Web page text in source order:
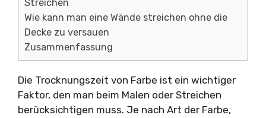
Streichen
Wie kann man eine Wände streichen ohne die
Decke zu versauen
Zusammenfassung
Die Trocknungszeit von Farbe ist ein wichtiger
Faktor, den man beim Malen oder Streichen
berücksichtigen muss. Je nach Art der Farbe,